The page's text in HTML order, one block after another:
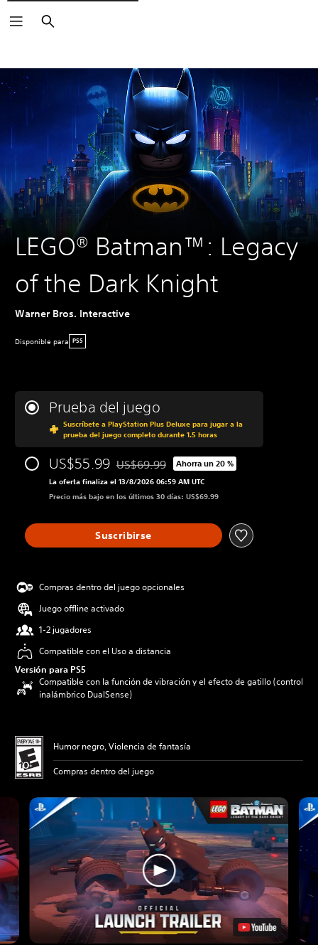
Buscar
LEGO® Batman™: Legacy
of the Dark Knight
Warner Bros. Interactive
Disponible para PS5
Prueba del juego
Suscríbete a PlayStation Plus Deluxe para jugar a la
prueba del juego completo durante 1.5 horas
US$55.99 Rebajado del precio original de US$69.99
US$69.99 Ahorra un 20 %
La oferta finaliza el 13/8/2026 06:59 AM UTC
Precio más bajo en los últimos 30 días: US$69.99
Suscribirse
Compras dentro del juego opcionales
Juego offline activado
1-2 jugadores
Compatible con el Uso a distancia
Versión para PS5
Compatible con la función de vibración y el efecto de gatillo (control
inalámbrico DualSense)
Humor negro, Violencia de fantasía
Compras dentro del juego